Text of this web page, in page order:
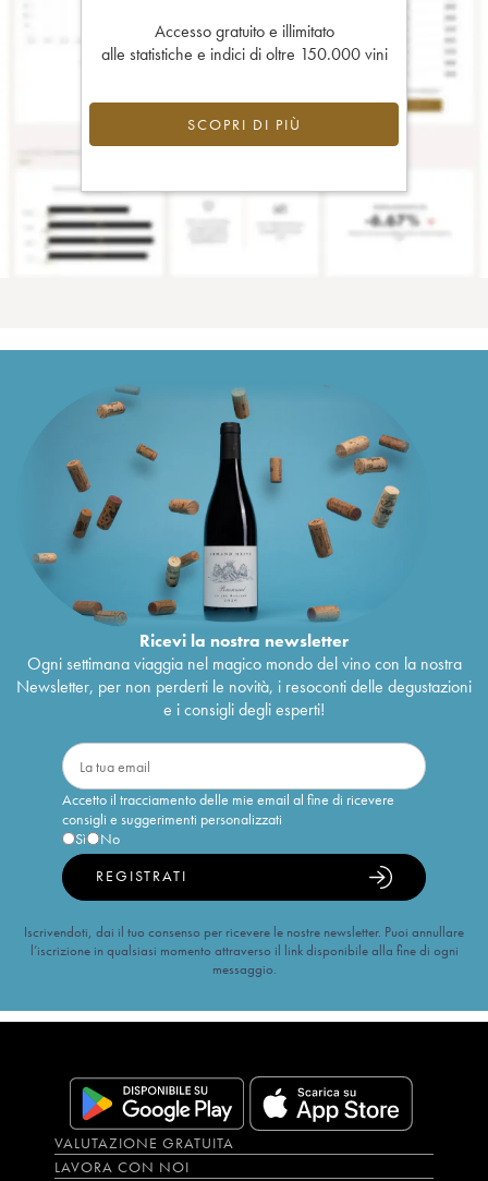
Accesso gratuito e illimitato
alle statistiche e indici di oltre 150.000 vini
SCOPRI DI PIÙ
Ricevi la nostra newsletter
Ogni settimana viaggia nel magico mondo del vino con la nostra
Newsletter, per non perderti le novità, i resoconti delle degustazioni
e i consigli degli esperti!
Accetto il tracciamento delle mie email al fine di ricevere
consigli e suggerimenti personalizzati
Sì
No
REGISTRATI
Iscrivendoti, dai il tuo consenso per ricevere le nostre newsletter. Puoi annullare
l’iscrizione in qualsiasi momento attraverso il link disponibile alla fine di ogni
messaggio.
VALUTAZIONE GRATUITA
LAVORA CON NOI